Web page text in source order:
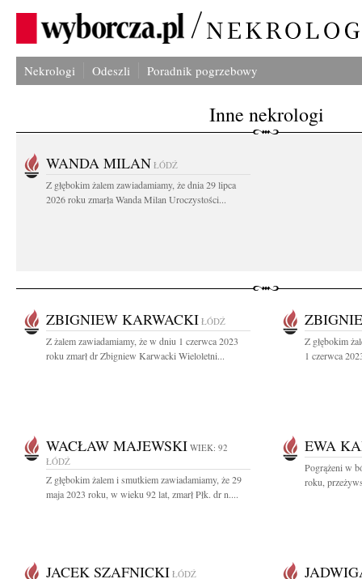
Nekrologi Odeszli Poradnik pogrzebowy
Inne nekrologi
WANDA MILAN ŁÓDŹ
Z głębokim żalem zawiadamiamy, że dnia 29 lipca
2026 roku zmarła Wanda Milan Uroczystości...
ZBIGNIEW KARWACKI ŁÓDŹ
Z żalem zawiadamiamy, że w dniu 1 czerwca 2023
roku zmarł dr Zbigniew Karwacki Wieloletni...
Z głębokim
1 czerwca
WACŁAW MAJEWSKI WIEK: 92
ŁÓDŹ
Z głębokim żalem i smutkiem zawiadamiamy, że 29
maja 2023 roku, w wieku 92 lat, zmarł Płk. dr n....
EWA
Pogrążeni w
roku,
JACEK SZAFNICKI ŁÓDŹ